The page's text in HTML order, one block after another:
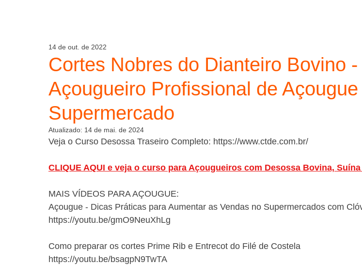
Cortes Nobres do Dianteiro Bovino -
Açougueiro Profissional de
Supermercado
14 de out. de 2022
Atualizado: 14 de mai. de 2024
Veja o Curso Desossa Traseiro Completo: https://www.ctde.com.br/
CLIQUE AQUI e veja o curso para Açougueiros com Desossa Bovina,
MAIS VÍDEOS PARA AÇOUGUE:
Açougue - Dicas Práticas para Aumentar as Vendas no Supermercados com
https://youtu.be/gmO9NeuXhLg
Como preparar os cortes Prime Rib e Entrecot do Filé de Costela
https://youtu.be/bsagpN9TwTA